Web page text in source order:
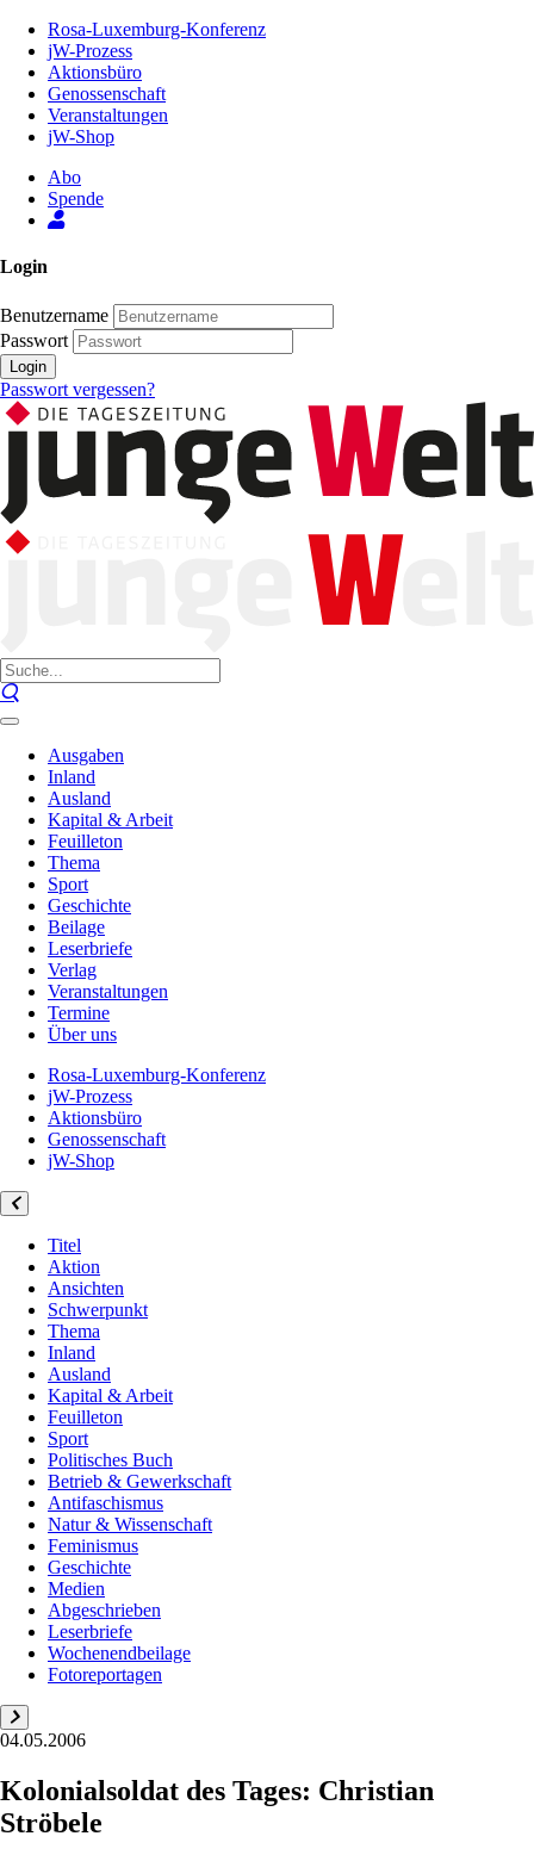
Inhalt
Seite
Rosa-Luxemburg-Konferenz
jW-Prozess
Aktionsbüro
Genossenschaft
Veranstaltungen
jW-Shop
Abo
Spende
Login
Benutzername
Passwort
Login
Passwort vergessen?
Ausgaben
Inland
Ausland
Kapital & Arbeit
Feuilleton
Thema
Sport
Geschichte
Beilage
Leserbriefe
Verlag
Veranstaltungen
Termine
Über uns
Rosa-Luxemburg-Konferenz
jW-Prozess
Aktionsbüro
Genossenschaft
jW-Shop
Titel
Aktion
Ansichten
Schwerpunkt
Thema
Inland
Ausland
Kapital & Arbeit
Feuilleton
Sport
Politisches Buch
Betrieb & Gewerkschaft
Antifaschismus
Natur & Wissenschaft
Feminismus
Geschichte
Medien
Abgeschrieben
Leserbriefe
Wochenendbeilage
Fotoreportagen
04.05.2006
Kolonialsoldat des Tages: Christian
Ströbele